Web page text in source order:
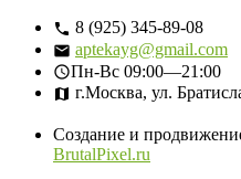
8 (925) 345-89-08
aptekayg@gmail.com
Пн-Вс 09:00—21:00
г.Москва, ул.
Создание и
BrutalPixel.ru